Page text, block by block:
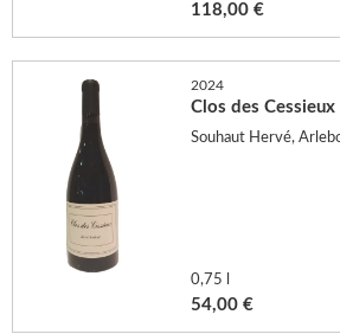
118,00 €
2024
Clos des Cessieux
Souhaut Hervé,
0,75 l
54,00 €